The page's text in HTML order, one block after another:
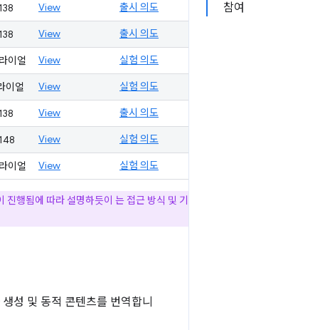
참여
View 출시 의도
View 출시 의도
이얼 View 실험 의도
이얼 View 실험 의도
View 출시 의도
View 실험 의도
이얼 View 실험 의도
행됨에 따라 설명하듯이 는 접근 방식 및 기
성 및 동적 콘텐츠를 번역합니